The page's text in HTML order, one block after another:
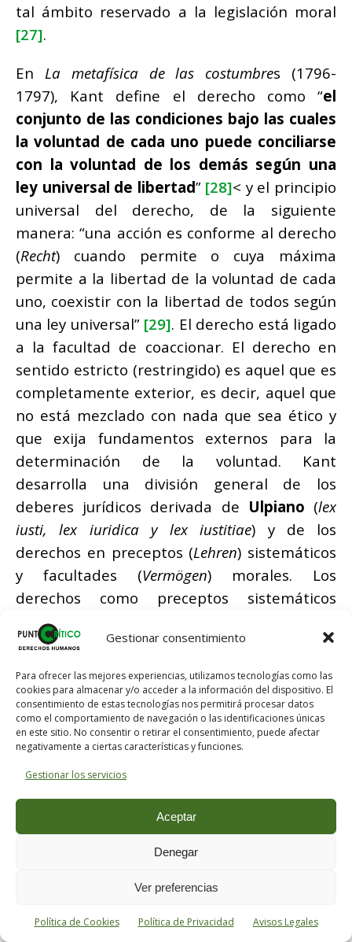
Gestionar consentimiento
Para ofrecer las mejores experiencias, utilizamos tecnologías como las
cookies para almacenar y/o acceder a la información del dispositivo. El
consentimiento de estas tecnologías nos permitirá procesar datos
como el comportamiento de navegación o las identificaciones únicas
en este sitio. No consentir o retirar el consentimiento, puede afectar
negativamente a ciertas características y funciones.
Gestionar los servicios
Aceptar
Denegar
Ver preferencias
Política de Cookies Política de Privacidad Avisos Legales
tal ámbito reservado a la legislación moral
[27].
En La metafísica de las costumbres (1796-
1797), Kant define el derecho como “el
conjunto de las condiciones bajo las cuales
la voluntad de cada uno puede conciliarse
con la voluntad de los demás según una
ley universal de libertad” [28]< y el principio
universal del derecho, de la siguiente
manera: “una acción es conforme al derecho
(Recht) cuando permite o cuya máxima
permite a la libertad de la voluntad de cada
uno, coexistir con la libertad de todos según
una ley universal” [29]. El derecho está ligado
a la facultad de coaccionar. El derecho en
sentido estricto (restringido) es aquel que es
completamente exterior, es decir, aquel que
no está mezclado con nada que sea ético y
que exija fundamentos externos para la
determinación de la voluntad. Kant
desarrolla una división general de los
deberes jurídicos derivada de Ulpiano (lex
iusti, lex iuridica y lex iustitiae) y de los
derechos en preceptos (Lehren) sistemáticos
y facultades (Vermögen) morales. Los
derechos como preceptos sistemáticos
comprenden el derecho natural, que solo se
basa en principiosa priori, y el derecho
voluntad de un legislador. Los derechos
como facultades morales de obligar a los de-
más, es decir, como fundamento legal de las
obligaciones de los demás, se dividen en
derecho innato y derecho adquirido; el
primero es el que corresponde a cada uno
por naturaleza, independientemente de
todo acto jurídico; el segundo es el que
reconoce la libertad como el único derecho
originario, que corresponde a todo hombre